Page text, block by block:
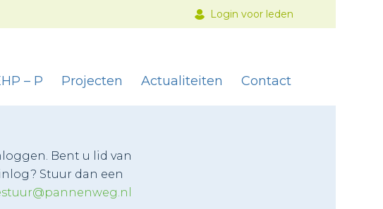
Login voor leden
– P Projecten Actualiteiten Contact
Bent u lid van
Stuur dan een